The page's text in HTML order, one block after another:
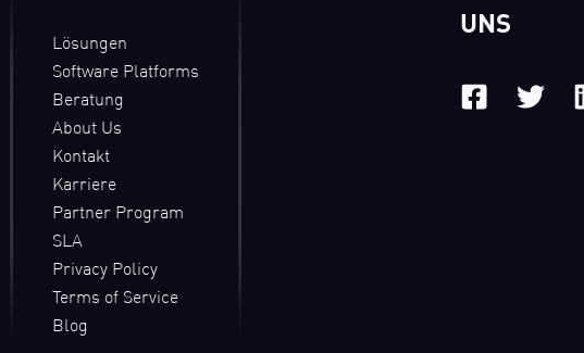
Lösungen
Software Platforms
Beratung
About Us
Kontakt
Karriere
Partner Program
SLA
Privacy Policy
Terms of Service
Blog
UNS